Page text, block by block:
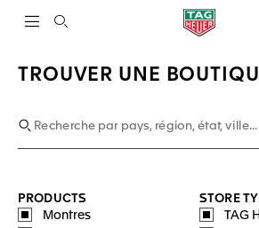
Ouvrir la barre de recherche
TROUVER UNE
PRODUCTS
Montres
STORE
TAG